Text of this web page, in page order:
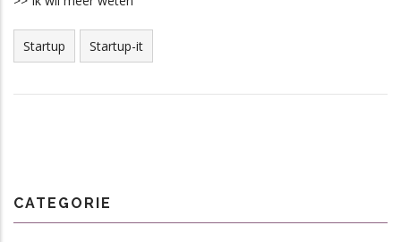
Startup Startup-it
CATEGORIE